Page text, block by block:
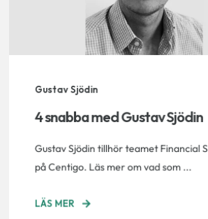
Gustav Sjödin
4 snabba med Gustav Sjödin
Gustav Sjödin tillhör teamet Financial
på Centigo. Läs mer om vad som ...
LÄS MER